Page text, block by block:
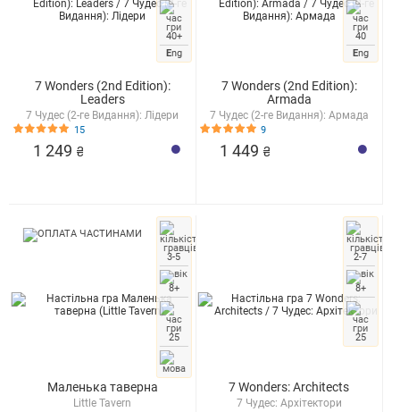
7 Wonders (2nd Edition):
Leaders
7 Чудес (2-ге Видання): Лідери
40+
Eng
15
1 249 ₴
7 Wonders (2nd Edition):
Armada
7 Чудес (2-ге Видання): Армада
40
Eng
9
1 449 ₴
Маленька таверна
Little Tavern
3-5
8+
25
7 Wonders: Architects
7 Чудес: Архітектори
2-7
8+
25